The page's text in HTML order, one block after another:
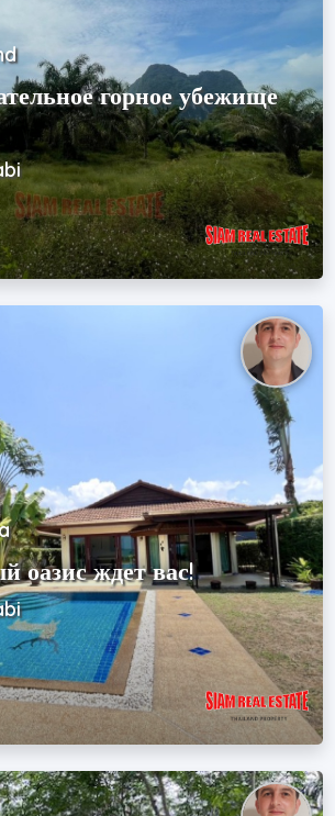
горное убежище
оазис ждет вас!